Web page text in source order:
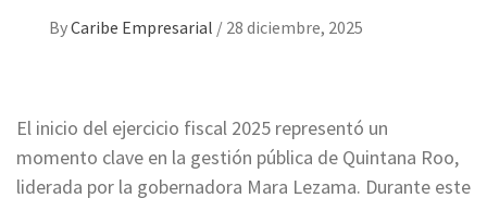
ByCaribe Empresarial / 28 diciembre, 2025
El inicio del ejercicio fiscal 2025 representó un
momento clave en la gestión pública de Quintana Roo,
liderada por la gobernadora Mara Lezama. Durante este